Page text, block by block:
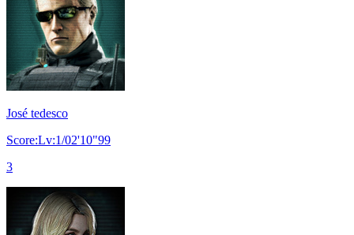
José tedesco
Score:Lv:1/02'10"99
3